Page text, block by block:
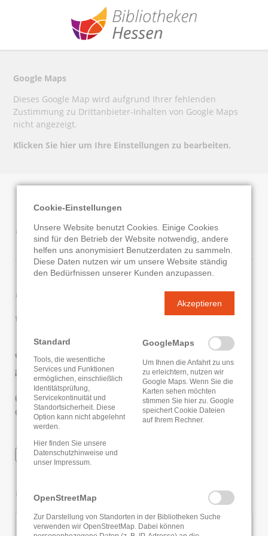
Google Maps
Dieses Google Map wird aufgrund Ihrer fehlenden
Zustimmung zu Drittanbieter-Inhalten von Google Maps
nicht angezeigt.
Klicken Sie hier um Ihre Einstellungen zu bearbeiten.
Bücherei Limeshain
Kontaktdaten
63694 Limeshain
06047/953479
E-Mail senden
Website
Google Routenplaner
WLAN
Öffnungszeiten
Montag 17:00 - 19:00 Uhr
Cookie-Einstellungen
Unsere Website benutzt Cookies. Einige Cookies
sind für den Betrieb der Website notwendig, andere
helfen uns anonymisiert Benutzerdaten zu sammeln.
Diese Daten nutzen wir um unsere Website ständig
den Bedürfnissen unserer Kunden anzupassen.
Akzeptieren
Standard
Tools, die wesentliche
Services und Funktionen
ermöglichen, einschließlich
Identitätsprüfung,
Servicekontinuität und
Standortsicherheit. Diese
Option kann nicht abgelehnt
werden.
Hier finden Sie unsere
Datenschutzhinweise und
unser Impressum
GoogleMaps
Um Ihnen die Anfahrt zu uns
zu erleichtern, nutzen wir
Google Maps. Wenn Sie die
Karten sehen möchten
stimmen Sie hier zu. Google
speichert Cookie Dateien
auf Ihrem Rechner.
OpenStreetMap
Zur Darstellung von Standorten in der Bibliotheken Suche
verwenden wir OpenStreetMap. Dabei können